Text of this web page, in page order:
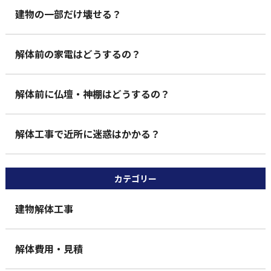
建物の一部だけ壊せる？
解体前の家電はどうするの？
解体前に仏壇・神棚はどうするの？
解体工事で近所に迷惑はかかる？
カテゴリー
建物解体工事
解体費用・見積